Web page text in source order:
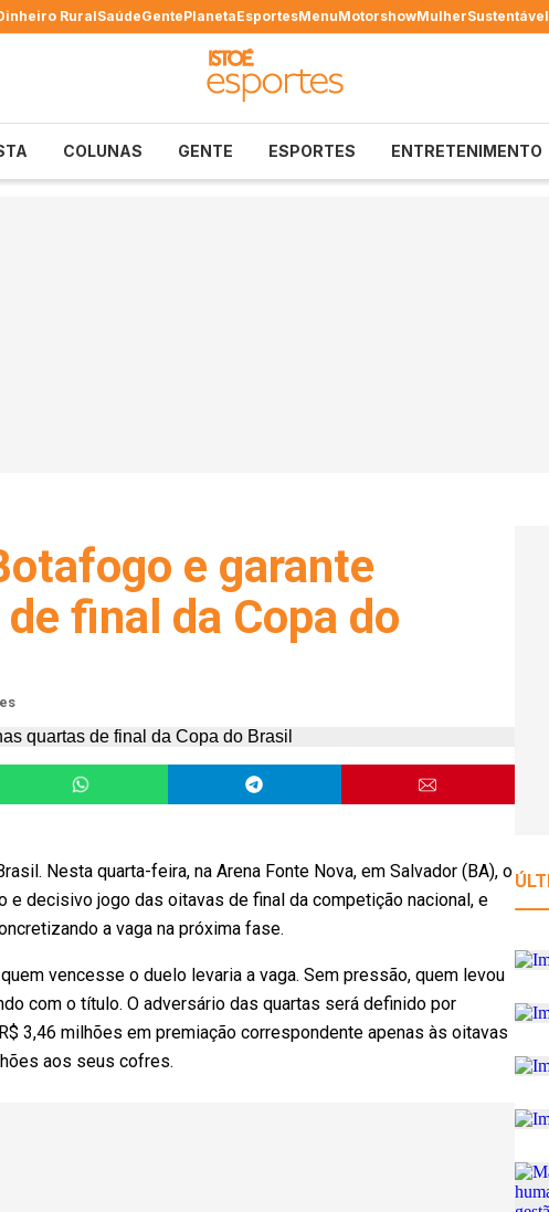
RuralSaúdeGentePlanetaEsportesMenuMotorshowMulherSustentável
COLUNAS GENTE ESPORTES ENTRETENIMENTO
e garante
final da Copa do
Nesta quarta-feira, na Arena Fonte Nova, em Salvador (BA), o
e decisivo jogo das oitavas de final da competição nacional, e
a vaga na próxima fase.
vencesse o duelo levaria a vaga. Sem pressão, quem levou
com o título. O adversário das quartas será definido por
3,46 milhões em premiação correspondente apenas às oitavas
aos seus cofres.